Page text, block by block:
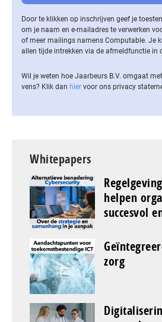
Door te klikken op inschrijven geef je
om je naam en e-mailadres te verwerken
of meer mailings namens Computable. Je
allen tijde intrekken via de af­meld­func­tie in
Wil je weten hoe Jaarbeurs B.V. omgaat
vens? Klik dan hier voor ons privacy
Whitepapers
helpen
succesvol
zorg